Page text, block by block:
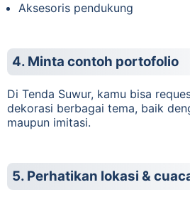
Aksesoris pendukung
4. Minta contoh portofolio
Di Tenda Suwur, kamu bisa
dekorasi berbagai tema, baik
maupun imitasi.
5. Perhatikan lokasi &